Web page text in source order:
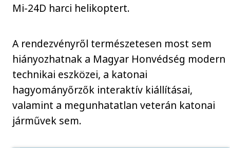
Mi-24D harci helikoptert.
A rendezvényről természetesen most sem
hiányozhatnak a Magyar Honvédség modern
technikai eszközei, a katonai
hagyományőrzők interaktív kiállításai,
valamint a megunhatatlan veterán katonai
járművek sem.